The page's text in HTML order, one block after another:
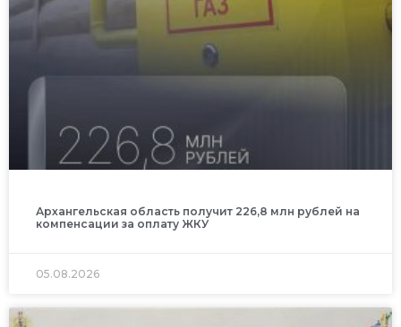
Архангельская область получит 226,8 млн рублей на
компенсации за оплату ЖКУ
05.08.2026